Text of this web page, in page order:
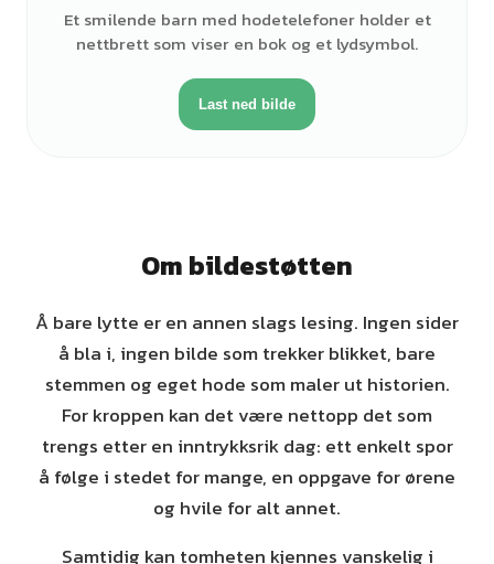
Et smilende barn med hodetelefoner holder et
nettbrett som viser en bok og et lydsymbol.
Last ned bilde
Om bildestøtten
Å bare lytte er en annen slags lesing. Ingen sider
å bla i, ingen bilde som trekker blikket, bare
stemmen og eget hode som maler ut historien.
For kroppen kan det være nettopp det som
trengs etter en inntrykksrik dag: ett enkelt spor
å følge i stedet for mange, en oppgave for ørene
og hvile for alt annet.
Samtidig kan tomheten kjennes vanskelig i